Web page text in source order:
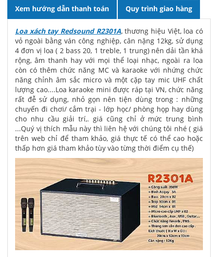
Xem hướng dẫn thanh toán Quy trình giao hàng
Loa xách tay Redsound R2301A, thương hiệu Việt, loa có
vỏ ngoài bằng ván công nghiệp, cân nặng 12kg, sử dụng
4 đơn vị loa ( 2 bass 20, 1 treble, 1 trung) nên dải tần khá
rộng, âm thanh hay với mọi thể loại nhạc, ngoài ra loa
còn có thêm chức năng MC và karaoke với nhứng chức
năng chỉnh âm sắc micro và một cặp tay mic UHF chất
lượng cao....Loa karaoke mini được ráp tại VN, chức năng
rất đễ sử dụng, nhỏ gọn nên tiện dùng trong : những
chuyến đi chơi/ cắm trại - lớp học/ phòng họp hay dùng
cho nhu cầu giải trí,. giá cũng chỉ ở mức trung bình
...Quý vị thích mẫu này thì liên hệ với chúng tôi nhé ( giá
trên web chỉ để tham khảo, giá thực tế có thể cao hoặc
thấp hơn giá tham khảo tùy vào từng thời điểm cụ thế)